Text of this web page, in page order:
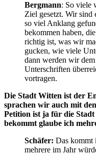
Bergmann: So viele
Ziel gesetzt. Wir sind
so viel Anklang
bekommen haben,
richtig ist, was wir
gucken, wie viele
dann werden wir
Unterschriften
vortragen.
Die Stadt Witten ist der
sprachen wir auch mit
Petition ist ja für die Stadt
bekommt glaube ich
Schäfer: Das kommt
mehrere im Jahr